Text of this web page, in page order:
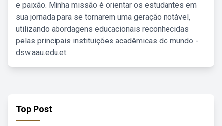
e paixão. Minha missão é orientar os estudantes em
sua jornada para se tornarem uma geração notável,
utilizando abordagens educacionais reconhecidas
pelas principais instituições acadêmicas do mundo -
dsw.aau.edu.et.
Top Post